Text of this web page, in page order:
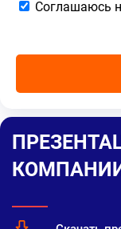
Соглашаюсь